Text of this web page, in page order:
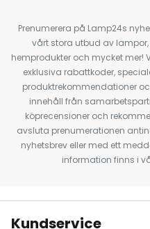
Prenumerera på Lamp24s
vårt stora utbud av
hemprodukter och mycket
exklusiva rabattkoder,
produktrekommendationer
innehåll från
köprecensioner och
avsluta prenumerationen
nyhetsbrev eller med ett
information finns i
Kundservice